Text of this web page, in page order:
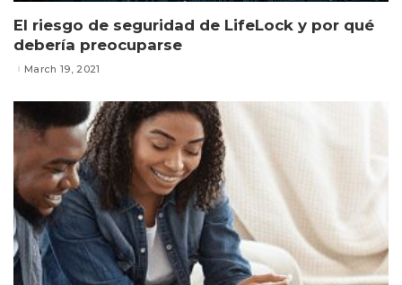
El riesgo de seguridad de LifeLock y por qué
debería preocuparse
March 19, 2021